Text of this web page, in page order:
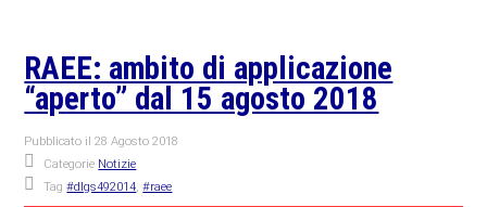
RAEE: ambito di applicazione
“aperto” dal 15 agosto 2018
Pubblicato il28 Agosto 2018
Categorie Notizie
Tag#dlgs492014 ,#raee